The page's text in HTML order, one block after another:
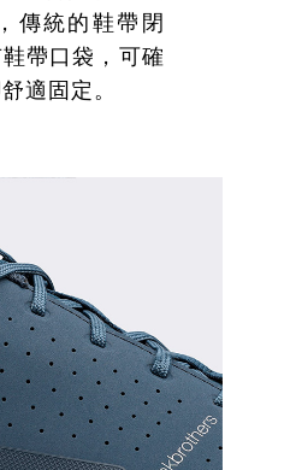
傳統的鞋帶閉
帶口袋，可確
適固定。